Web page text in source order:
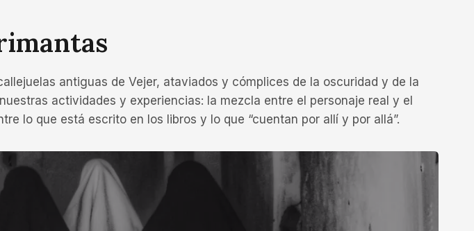
antiguas de Vejer, ataviados y cómplices de la oscuridad y de la
actividades y experiencias: la mezcla entre el personaje real y el
lo que está escrito en los libros y lo que “cuentan por allí y por allá”.